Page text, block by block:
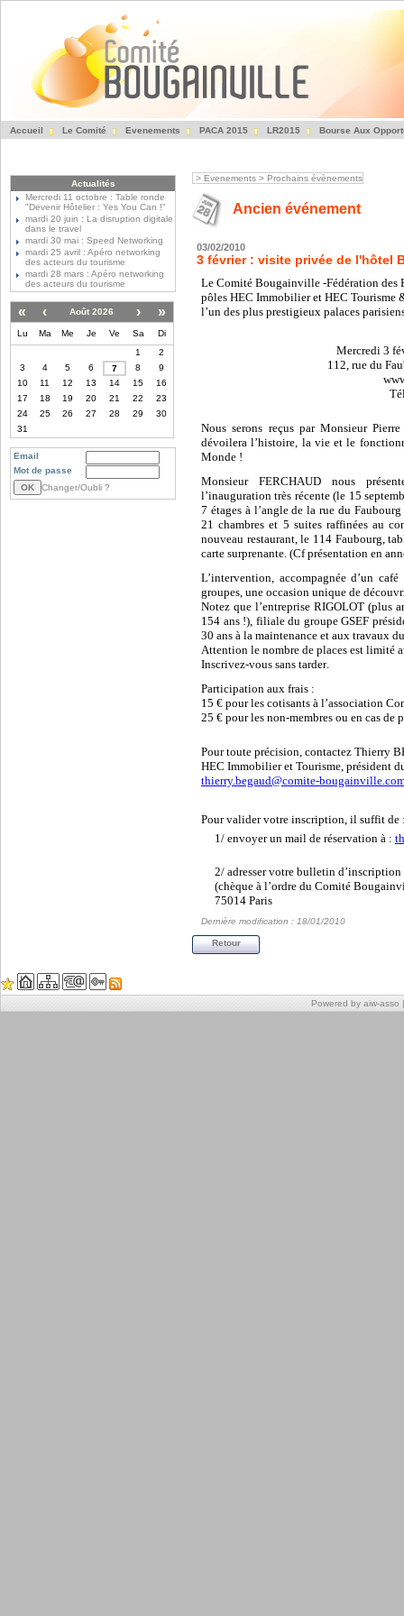
Accueil Le Comité Evenements PACA 2015 LR2015 Bourse Aux
Actualités
Mercredi 11 octobre : Table ronde
"Devenir Hôtelier : Yes You Can !"
mardi 20 juin : La disruption digitale
dans le travel
mardi 30 mai : Speed Networking
mardi 25 avril : Apéro networking
des acteurs du tourisme
mardi 28 mars : Apéro networking
des acteurs du tourisme
« ‹ Août 2026 › »
Lu Ma Me Je Ve Sa
Di
1
2
3
4 5 6 7 8
9
10
11 12 13 14 15
16
17
18 19 20 21 22
23
24
25 26 27 28 29
30
31
Email
Mot de passe
Changer/Oubli ?
> Evenements > Prochains évènements
Ancien événement
03/02/2010
3 février : visite privée de l'hôtel
Le Comité Bougainville -Fédération des
pôles HEC Immobilier et HEC Tourisme
l’un des plus prestigieux palaces
Mercredi 3
112, rue du
Nous serons reçus par Monsieur
dévoilera l’histoire, la vie et le
Monde !
Monsieur FERCHAUD nous
l’inauguration très récente (le 15
7 étages à l’angle de la rue du
21 chambres et 5 suites raffinées au
nouveau restaurant, le 114 Faubourg,
carte surprenante. (Cf présentation en
L’intervention, accompagnée d’un
groupes, une occasion unique de
Notez que l’entreprise RIGOLOT (plus
154 ans !), filiale du groupe GSEF
30 ans à la maintenance et aux travaux
Attention le nombre de places est limité
Inscrivez-vous sans tarder.
Participation aux frais :
15 € pour les cotisants à l’association
25 € pour les non-membres ou en cas de
Pour toute précision, contactez Thierry
HEC Immobilier et Tourisme, président
thierry.begaud@comite-
Pour valider votre inscription, il suffit de
1/ envoyer un mail de réservation à :
2/ adresser votre bulletin
(chèque à l’ordre du Comité
75014 Paris
Dernière modification : 18/01/2010
Retour
Powered by aiw-asso